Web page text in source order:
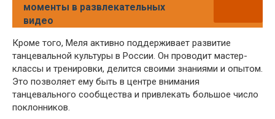
моменты в развлекательных
видео
Кроме того, Меля активно поддерживает развитие
танцевальной культуры в России. Он проводит мастер-
классы и тренировки, делится своими знаниями и опытом.
Это позволяет ему быть в центре внимания
танцевального сообщества и привлекать большое число
поклонников.